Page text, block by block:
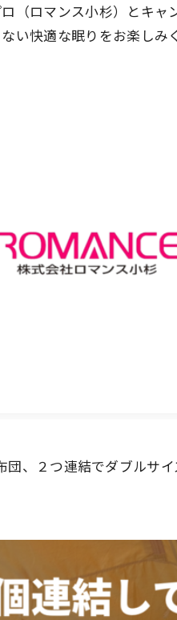
（ロマンス小杉）とキャ
い快適な眠りをお楽しみ
、２つ連結でダブルサ